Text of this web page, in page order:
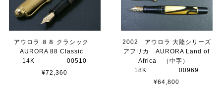
アウロラ ８８ クラシック
AURORA 88 Classic
14K 00510
¥72,360
2002 アウロラ 大陸シリーズ
アフリカ AURORA Land of
Africa （中字）
18K 00969
¥64,800